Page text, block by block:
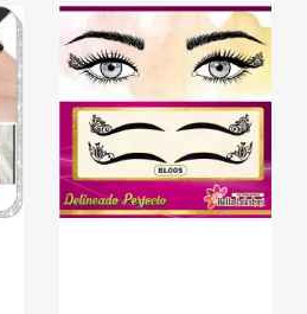
favorite_border